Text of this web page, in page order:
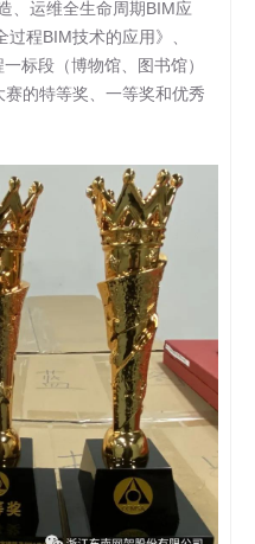
、运维全生命周期BIM应
程BIM技术的应用》、
标段（博物馆、图书馆）
的特等奖、一等奖和优秀